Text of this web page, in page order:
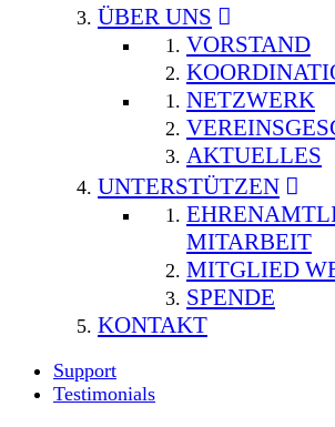
ÜBER UNS
VORSTAND
NETZWERK
AKTUELLES
UNTERSTÜTZEN
MITARBEIT
MITGLIED
SPENDE
KONTAKT
Support
Testimonials